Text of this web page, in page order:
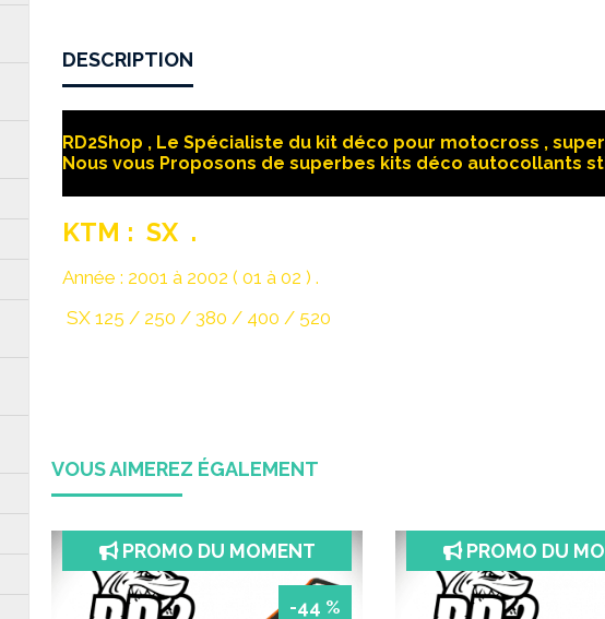
DESCRIPTION
RD2Shop , Le Spécialiste du kit déco pour motocross ,
Nous vous Proposons de superbes kits déco autocollants
KTM : SX .
Année : 2001 à 2002 ( 01 à 02 ) .
SX 125 / 250 / 380 / 400 / 520
VOUS AIMEREZ ÉGALEMENT
-44 %
PROMO DU MOMENT PROMO DU